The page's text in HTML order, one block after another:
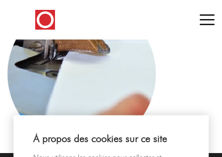
À propos des cookies sur ce site